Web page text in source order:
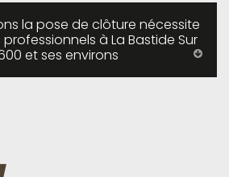
la pose de clôture nécessite
à La Bastide Sur
et ses environs